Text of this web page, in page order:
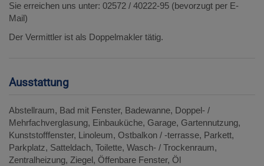
Sie erreichen uns unter: 02572 / 40222-95 (bevorzugt per E-
Mail)
Der Vermittler ist als Doppelmakler tätig.
Ausstattung
Abstellraum Bad mit Fenster Badewanne Doppel- /
Mehrfachverglasung Einbauküche Garage Gartennutzung
Kunststofffenster Linoleum Ostbalkon / -terrasse Parkett
Parkplatz Satteldach Toilette Wasch- / Trockenraum
Zentralheizung Ziegel Öffenbare Fenster Öl